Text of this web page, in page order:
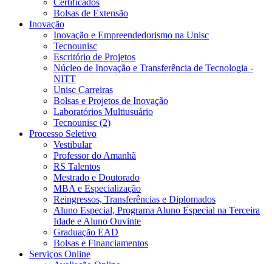
Certificados
Bolsas de Extensão
Inovação
Inovação e Empreendedorismo na Unisc
Tecnounisc
Escritório de Projetos
Núcleo de Inovação e Transferência de Tecnologia -
NITT
Unisc Carreiras
Bolsas e Projetos de Inovação
Laboratórios Multiusuário
Tecnounisc (2)
Processo Seletivo
Vestibular
Professor do Amanhã
RS Talentos
Mestrado e Doutorado
MBA e Especialização
Reingressos, Transferências e Diplomados
Aluno Especial, Programa Aluno Especial na Terceira
Idade e Aluno Ouvinte
Graduação EAD
Bolsas e Financiamentos
Serviços Online